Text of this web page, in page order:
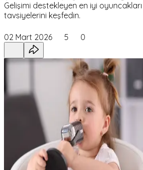
Gelişimi destekleyen en iyi
tavsiyelerini keşfedin.
02 Mart 2026 5 0